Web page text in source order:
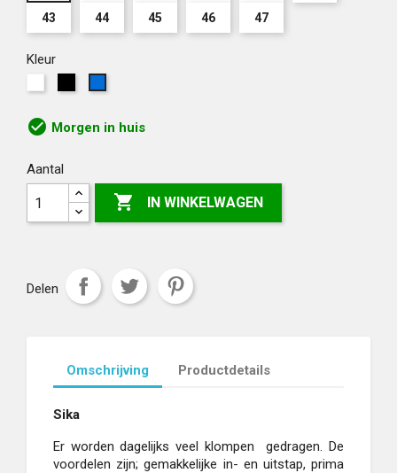
43 44 45 46 47
Kleur
check_circle Morgen in huis
Aantal
 IN WINKELWAGEN
Delen
Omschrijving Productdetails
Sika
Er worden dagelijks veel klompen
gedragen. De
voordelen zijn; gemakkelijke in- en uitstap, prima